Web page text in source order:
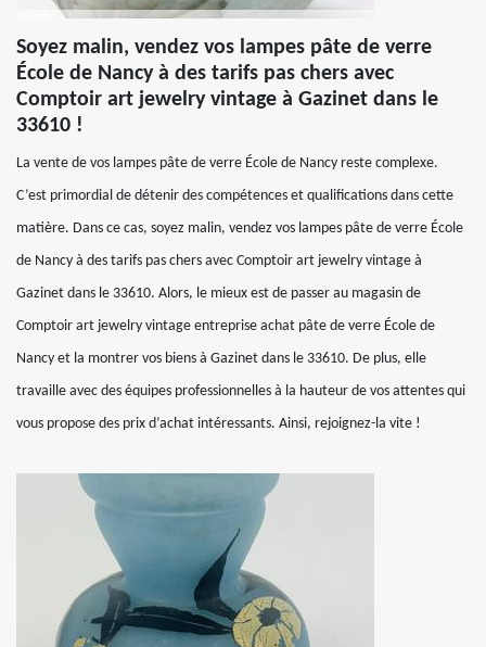
Soyez malin, vendez vos lampes pâte de verre
École de Nancy à des tarifs pas chers avec
Comptoir art jewelry vintage à Gazinet dans le
33610 !
La vente de vos lampes pâte de verre École de Nancy reste complexe.
C’est primordial de détenir des compétences et qualifications dans cette
matière. Dans ce cas, soyez malin, vendez vos lampes pâte de verre École
de Nancy à des tarifs pas chers avec Comptoir art jewelry vintage à
Gazinet dans le 33610. Alors, le mieux est de passer au magasin de
Comptoir art jewelry vintage entreprise achat pâte de verre École de
Nancy et la montrer vos biens à Gazinet dans le 33610. De plus, elle
travaille avec des équipes professionnelles à la hauteur de vos attentes qui
vous propose des prix d’achat intéressants. Ainsi, rejoignez-la vite !